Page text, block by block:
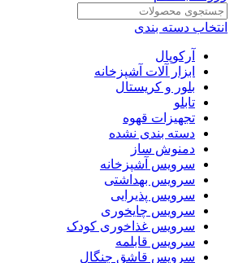
انتخاب دسته بندی
آرکوپال
ابزار آلات آشپزخانه
بلور و کریستال
تابلو
تجهیزات قهوه
دسته بندی نشده
دمنوش ساز
سرویس آشپزخانه
سرویس بهداشتی
سرویس پذیرایی
سرویس چایخوری
سرویس غذاخوری کودک
سرویس قابلمه
سرویس قاشق چنگال